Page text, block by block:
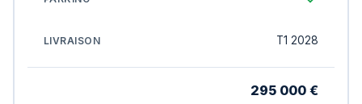
T1 2028
295 000 €